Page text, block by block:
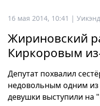
Все
Петербург
Россия
Мир
Здоровье
Еда
16 мая 2014, 10:41 |
Жириновский
Киркоровым
Депутат похвалил
недовольным одним из
девушки выступили на